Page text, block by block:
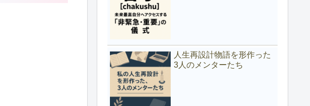
人生再設計物語を形作った
3人のメンターたち